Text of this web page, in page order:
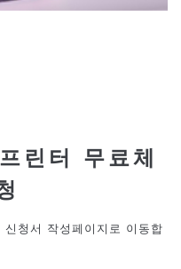
린터 무료체
청서 작성페이지로 이동합